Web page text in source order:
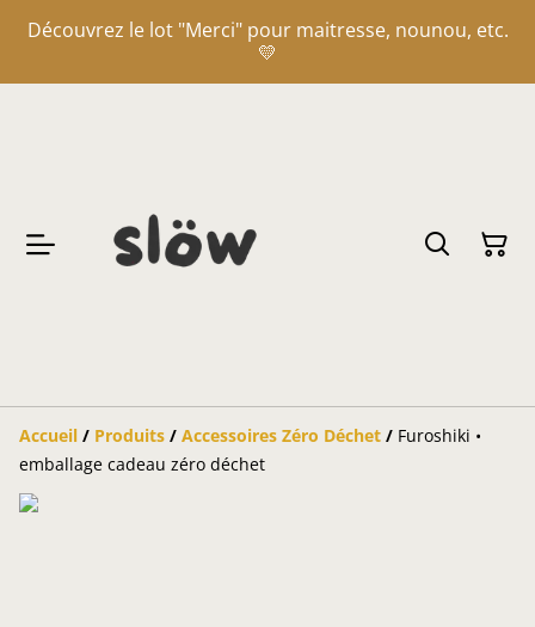
Découvrez le lot "Merci" pour maitresse, nounou, etc.
💛
Accueil / Produits / Accessoires Zéro Déchet / Furoshiki •
emballage cadeau zéro déchet